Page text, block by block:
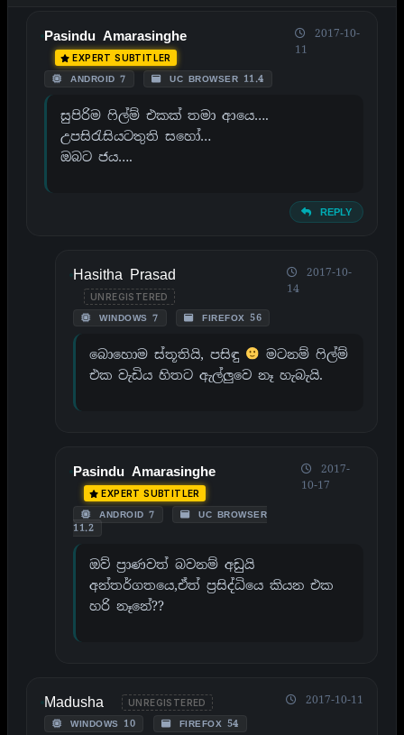
Pasindu Amarasinghe
EXPERT SUBTITLER
ANDROID 7 UC BROWSER 11.4
2017-10-
11
සුපිරිම ෆිල්ම් එකක් තමා ආයෙ….
උපසිරැසියටතුති සහෝ…
ඔබට ජය….
REPLY
Hasitha Prasad
UNREGISTERED
WINDOWS 7 FIREFOX 56
2017-10-
14
බොහොම ස්තූතියි, පසිඳු
මටනම් ෆිල්ම්
එක වැඩිය හිතට ඇල්ලුවෙ නෑ හැබැයි.
Pasindu Amarasinghe
EXPERT SUBTITLER
ANDROID 7
UC BROWSER
11.2
2017-
10-17
ඔව් ප්‍රාණවත් බවනම් අඩුයි
අන්තර්ගතයෙ,ඒත් ප්‍රසිද්ධියෙ කියන එක
හරි නෑනේ??
Madusha UNREGISTERED
WINDOWS 10 FIREFOX 54
2017-10-11